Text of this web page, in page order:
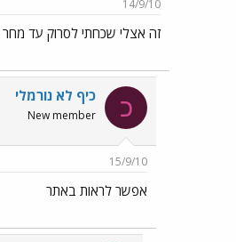
14/9/10
זה אצלי שכחתי לסרוק עד מחר
כ כיף לא נורמלי
New member
15/9/10
אפשר לראות באתר